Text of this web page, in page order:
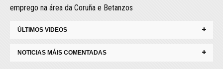
emprego na área da Coruña e Betanzos
ÚLTIMOS VIDEOS
NOTICIAS MÁIS COMENTADAS